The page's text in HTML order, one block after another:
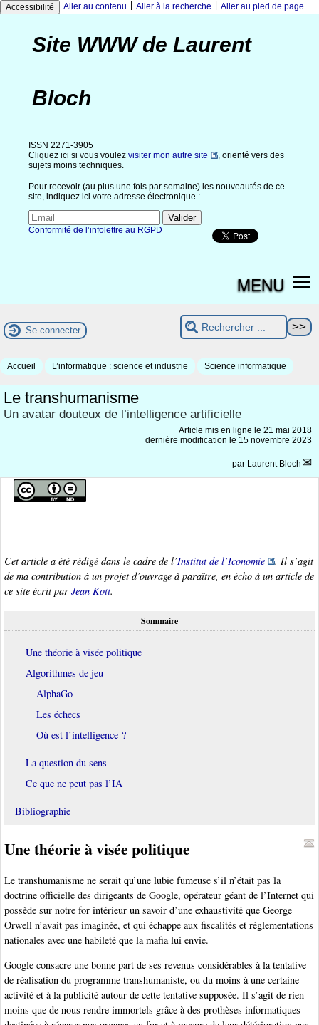
Accessibilité Aller au contenu Aller à la recherche Aller au pied de page
Site WWW de Laurent
Bloch
ISSN 2271-3905
Cliquez ici si vous voulez visiter mon autre site
, orienté vers des
sujets moins techniques.
Pour recevoir (au plus une fois par semaine) les nouveautés de ce
site, indiquez ici votre adresse électronique :
Conformité de l’infolettre au RGPD
MENU
Se connecter
Accueil L’informatique : science et industrie Science informatique
Le transhumanisme
Un avatar douteux de l’intelligence artificielle
Article mis en ligne le 21 mai 2018
dernière modification le 15 novembre 2023
par Laurent Bloch
Cet article a été rédigé dans le cadre de l’Institut de l’Iconomie
. Il s’agit
de ma contribution à un projet d’ouvrage à paraître, en écho à un article de
ce site écrit par Jean Kott.
Sommaire
Une théorie à visée politique
Algorithmes de jeu
AlphaGo
Les échecs
Où est l’intelligence ?
La question du sens
Ce que ne peut pas l’IA
Bibliographie
Une théorie à visée politique
Le transhumanisme ne serait qu’une lubie fumeuse s’il n’était pas la
doctrine officielle des dirigeants de Google, opérateur géant de l’Internet qui
possède sur notre for intérieur un savoir d’une exhaustivité que George
Orwell n’avait pas imaginée, et qui échappe aux fiscalités et réglementations
nationales avec une habileté que la mafia lui envie.
Google consacre une bonne part de ses revenus considérables à la tentative
de réalisation du programme transhumaniste, ou du moins à une certaine
activité et à la publicité autour de cette tentative supposée. Il s’agit de rien
moins que de nous rendre immortels grâce à des prothèses informatiques